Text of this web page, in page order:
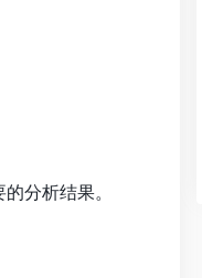
分析结果。